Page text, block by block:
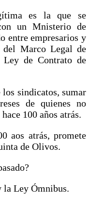
es la que se
un Mnisterio de
entre empresarios y
del Marco Legal de
de Contrato de
los sindicatos, sumar
de quienes no
100 años atrás.
aos atrás, promete
de Olivos.
la Ley Ómnibus.